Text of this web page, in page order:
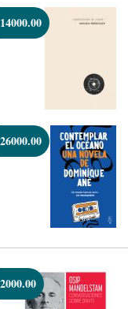
14000.00
26000.00
2000.00